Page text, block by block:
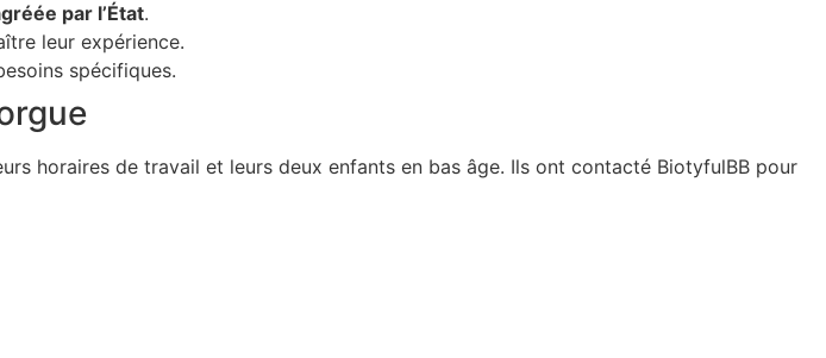
par l’État.
leur expérience.
spécifiques.
horaires de travail et leurs deux enfants en bas âge. Ils ont contacté BiotyfulBB pour